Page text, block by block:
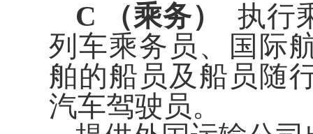
C （乘务）
执行
列车乘务员、国际
舶的船员及船员随
汽车驾驶员。